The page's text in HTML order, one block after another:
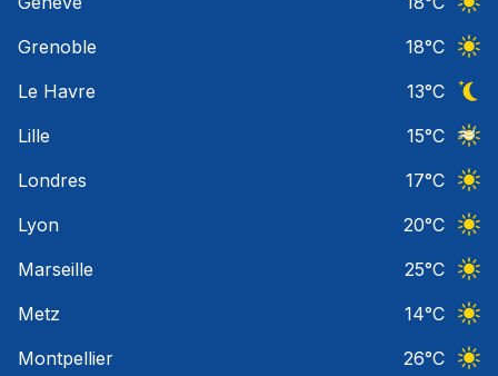
Grenoble
18°C
Le Havre
13°C
Lille
15°C
Londres
17°C
Lyon
20°C
Marseille
25°C
Metz
14°C
Montpellier
26°C